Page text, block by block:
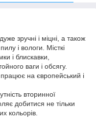
зручні і міцні, а також
і вологи. Місткі
і блискавки,
ваги і обсягу.
на європейський і
вторинної
добитися не тільки
кольорів.